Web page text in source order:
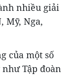
nhiều giải
Mỹ, Nga,
của một số
Tập đoàn